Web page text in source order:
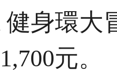
健身環大
元。